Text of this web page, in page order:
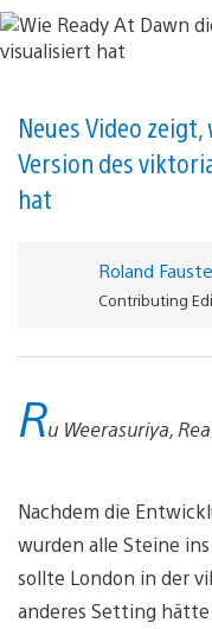
Neues Video
Version des
hat
Roland
Contributing
Ru Weerasuriya,
Nachdem die
wurden alle Steine
sollte London in der
anderes Setting